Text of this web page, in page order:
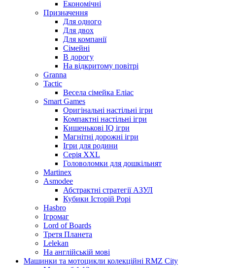
Економічні
Призначення
Для одного
Для двох
Для компанії
Сімейні
В дорогу
На відкритому повітрі
Granna
Tactic
Весела сімейка Еліас
Smart Games
Оригінальні настільні ігри
Компактні настільні ігри
Кишенькові IQ ігри
Магнітні дорожні ігри
Ігри для родини
Серія XXL
Головоломки для дошкільнят
Martinex
Asmodee
Абстрактні стратегії АЗУЛ
Кубики Історій Рорі
Hasbro
Ігромаг
Lord of Boards
Третя Планета
Lelekan
На англійській мові
Машинки та мотоцикли колекційні RMZ City